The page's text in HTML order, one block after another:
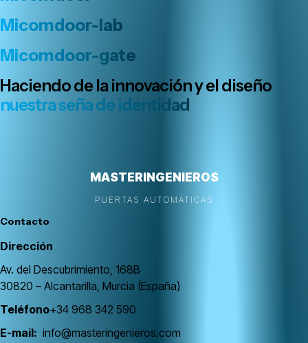
Micomdoor-lab
Micomdoor-gate
Haciendo de la innovación y el diseño
nuestra seña de identidad
MASTERINGENIEROS
PUERTAS AUTOMÁTICAS
Contacto
Dirección
Av. del Descubrimiento, 168B
30820 – Alcantarilla, Murcia (España)
Teléfono+34 968 342 590
E-mail: info@masteringenieros.com